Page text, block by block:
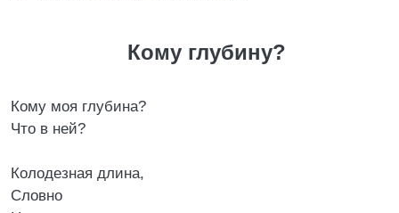
Кому глубину?
Кому моя глубина?
Что в ней?
Колодезная длина,
Словно